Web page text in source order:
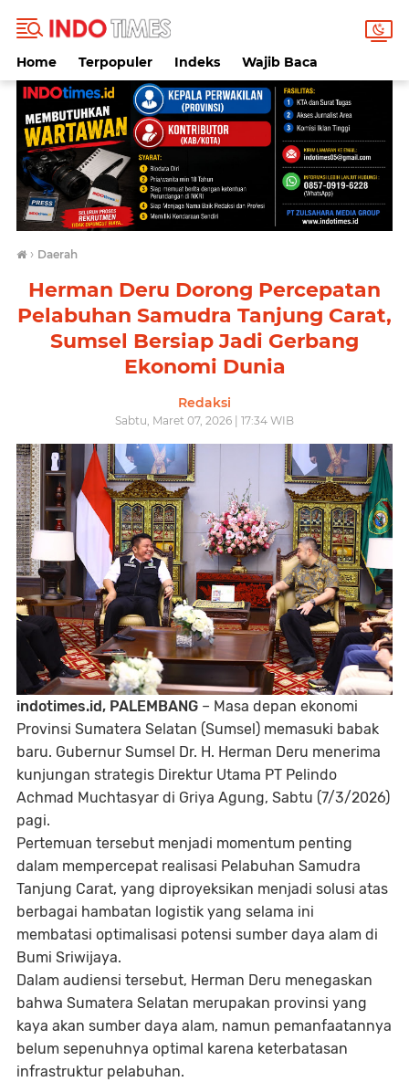
Home Terpopuler Indeks Wajib Baca
› Daerah
Herman Deru Dorong Percepatan
Pelabuhan Samudra Tanjung Carat,
Sumsel Bersiap Jadi Gerbang
Ekonomi Dunia
Redaksi
Sabtu, Maret 07, 2026 | 17:34 WIB
indotimes.id, PALEMBANG – Masa depan ekonomi
Provinsi Sumatera Selatan (Sumsel) memasuki babak
baru. Gubernur Sumsel Dr. H. Herman Deru menerima
kunjungan strategis Direktur Utama PT Pelindo
Achmad Muchtasyar di Griya Agung, Sabtu (7/3/2026)
pagi.
Pertemuan tersebut menjadi momentum penting
dalam mempercepat realisasi Pelabuhan Samudra
Tanjung Carat, yang diproyeksikan menjadi solusi atas
berbagai hambatan logistik yang selama ini
membatasi optimalisasi potensi sumber daya alam di
Bumi Sriwijaya.
Dalam audiensi tersebut, Herman Deru menegaskan
bahwa Sumatera Selatan merupakan provinsi yang
kaya akan sumber daya alam, namun pemanfaatannya
belum sepenuhnya optimal karena keterbatasan
infrastruktur pelabuhan.